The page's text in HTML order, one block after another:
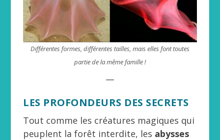
Différentes formes, différentes tailles, mais elles font toutes
partie de la même famille !
LES PROFONDEURS DES SECRETS
Tout comme les créatures magiques qui
peuplent la forêt interdite, les abysses